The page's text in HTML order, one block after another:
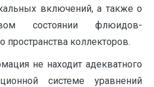
включений, а также о
состоянии флюидов-
пространства коллекторов.
не находит адекватного
системе уравнений